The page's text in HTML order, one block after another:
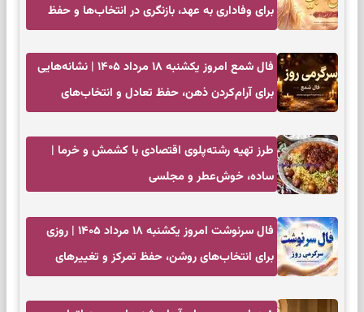
برای وفاداری به عهد، بازنگری در انتخاب‌ها و حفظ
فال شمع امروز یکشنبه ۱۸ مرداد ۱۴۰۵ | نشانه‌هایی
برای آرام‌کردن ذهن، حفظ تعادل و انتخاب‌های
طرز تهیه رشته‌پلوی اقتصادی با کشمش و خرما |
ساده، خوش‌عطر و مجلسی
فال سرنوشت امروز یکشنبه ۱۸ مرداد ۱۴۰۵ | روزی
برای انتخاب‌های روشن، حفظ تمرکز و تغییرهای